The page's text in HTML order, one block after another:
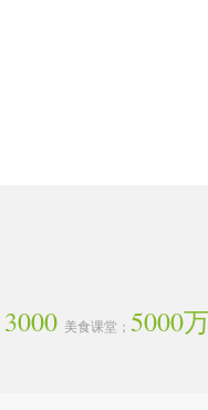
3000 美食课堂； 5000